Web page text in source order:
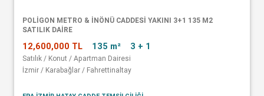
POLİGON METRO & İNÖNÜ CADDESİ YAKINI 3+1 135 M2
SATILIK DAİRE
12,600,000 TL 135 m² 3 + 1
Satılık / Konut / Apartman Dairesi
İzmir / Karabağlar / Fahrettinaltay